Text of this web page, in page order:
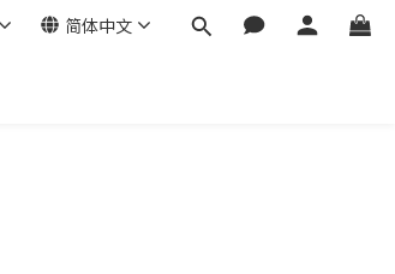
简体中文